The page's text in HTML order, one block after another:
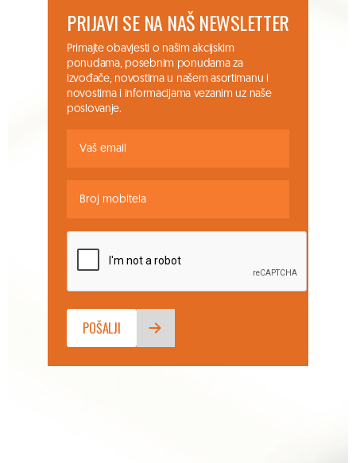
PRIJAVI SE NA NAŠ NEWSLETTER
Primajte obavjesti o našim akcijskim
ponudama, posebnim ponudama za
izvođače, novostima u našem asortimanu i
novostima i informacijama vezanim uz naše
poslovanje.